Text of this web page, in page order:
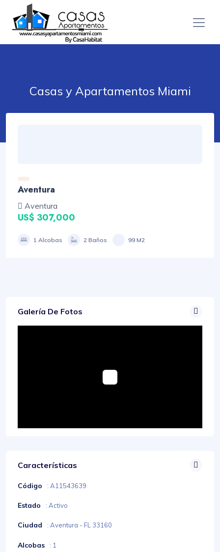
Casas y Apartamentos Miami
Aventura
Aventura
US$ 307,000
1 Alcobas 2 Baños 99 M2
Galería De Fotos
Características
Código : A11543639
Estado : Activo
Ciudad : Aventura - FL 33160
Alcobas : 1